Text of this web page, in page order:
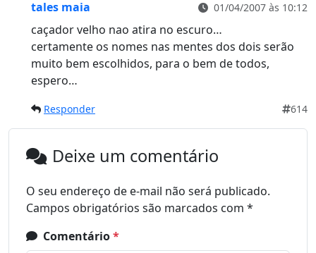
tales maia 01/04/2007 às 10:12
caçador velho nao atira no escuro…
certamente os nomes nas mentes dos dois serão
muito bem escolhidos, para o bem de todos,
espero…
Responder 614
Deixe um comentário
O seu endereço de e-mail não será publicado.
Campos obrigatórios são marcados com *
Comentário*